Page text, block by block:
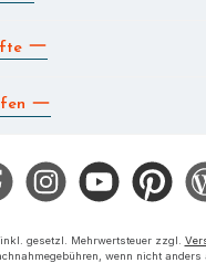
Instagram YouTube Pinterest Blog
gesetzl. Mehrwertsteuer zzgl.
wenn nicht anders